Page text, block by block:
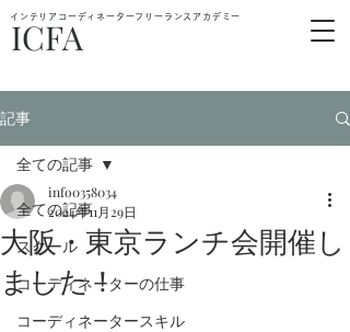
ICFA
インテリアコーディネーターフリーランスアカデミー
記事
全ての記事
スクール
コーディネーターの仕事
コーディネータースキル
全ての記事
大阪・東京ランチ会開催し
ました！
info0358034
2024年11月29日